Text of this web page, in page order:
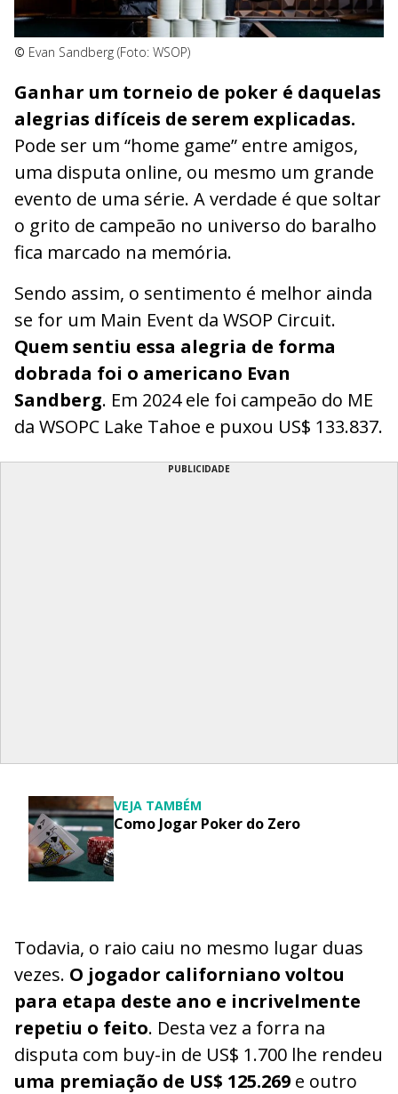
© Evan Sandberg (Foto: WSOP)
Ganhar um torneio de poker é daquelas
alegrias difíceis de serem explicadas.
Pode ser um “home game” entre amigos,
uma disputa online, ou mesmo um grande
evento de uma série. A verdade é que soltar
o grito de campeão no universo do baralho
fica marcado na memória.
Sendo assim, o sentimento é melhor ainda
se for um Main Event da WSOP Circuit.
Quem sentiu essa alegria de forma
dobrada foi o americano Evan
Sandberg. Em 2024 ele foi campeão do ME
da WSOPC Lake Tahoe e puxou US$ 133.837.
PUBLICIDADE
VEJA TAMBÉM
Como Jogar Poker do Zero
Todavia, o raio caiu no mesmo lugar duas
vezes. O jogador californiano voltou
para etapa deste ano e incrivelmente
repetiu o feito. Desta vez a forra na
disputa com buy-in de US$ 1.700 lhe rendeu
uma premiação de US$ 125.269 e outro